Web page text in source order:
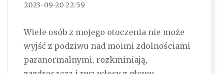
2023-09-20 22:59
Wiele osób z mojego otoczenia nie może
wyjść z podziwu nad moimi zdolnościami
paranormalnymi, rozkminiają,